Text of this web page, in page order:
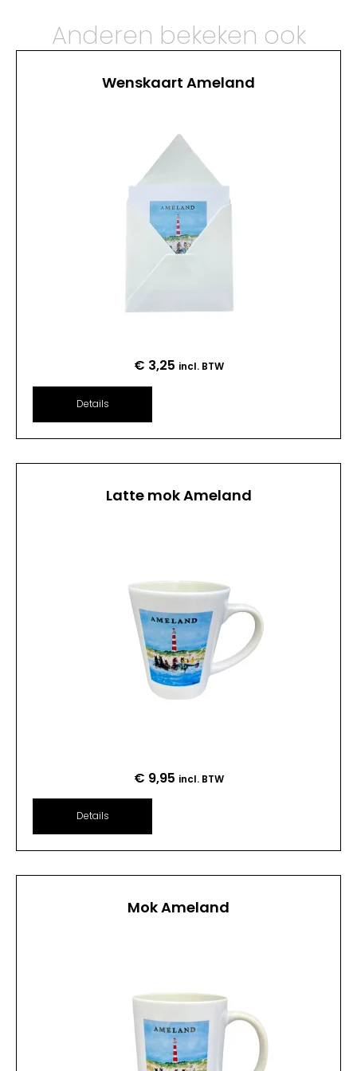
Anderen bekeken ook
Wenskaart Ameland
€ 3,25 incl. BTW
Details
Latte mok Ameland
€ 9,95 incl. BTW
Details
Mok Ameland